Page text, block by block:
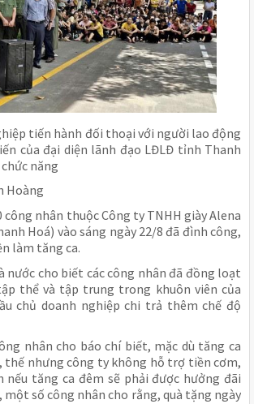
tiến hành đối thoại với người lao động
của đại diện lãnh đạo LĐLĐ tỉnh Thanh
năng
Hoàng
công nhân thuộc Công ty TNHH giày Alena
Hoá) vào sáng ngày 22/8 đã đình công,
làm tăng ca.
nước cho biết các công nhân đã đồng loạt
thể và tập trung trong khuôn viên của
chủ doanh nghiệp chi trả thêm chế độ
nhân cho báo chí biết, mặc dù tăng ca
thế nhưng công ty không hỗ trợ tiền cơm,
nếu tăng ca đêm sẽ phải được hưởng đãi
một số công nhân cho rằng, quà tặng ngày